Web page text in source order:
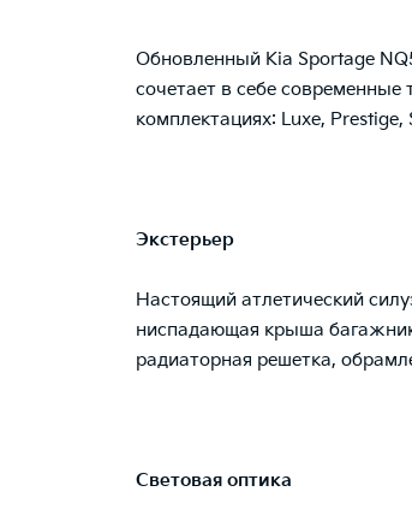
Обновленный Kia Sportage
сочетает в себе
комплектациях: Luxe, Prestige,
Экстерьер
Настоящий атлетический
ниспадающая крыша
радиаторная решетка,
Световая оптика